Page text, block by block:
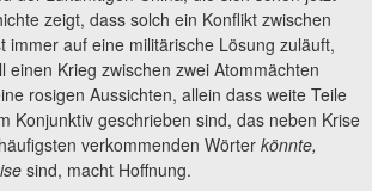
zeigt, dass solch ein Konflikt zwischen
immer auf eine militärische Lösung zuläuft,
einen Krieg zwischen zwei Atommächten
rosigen Aussichten, allein dass weite Teile
Konjunktiv geschrieben sind, das neben Krise
verkommenden Wörter könnte,
sind, macht Hoffnung.